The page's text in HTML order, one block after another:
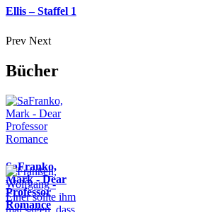
Ellis – Staffel 1
Prev Next
Bücher
SaFranko,
Mark - Dear
Professor
Romance